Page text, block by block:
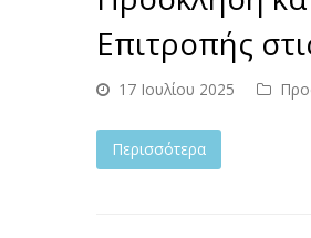
Επιτροπής
17 Ιουλίου 2025
Περισσότερα